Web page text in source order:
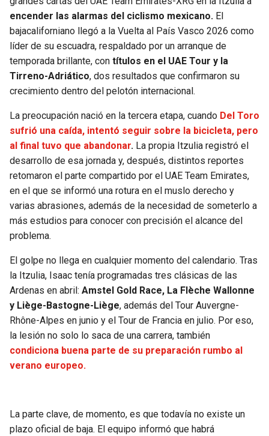
RAMS
49ERS
SEAHAWKS
BEARS
PACKERS
VIKINGS
PANTHERS
SAINTS
BUCCANEERS
ROCKETS
GRIZZLIES
PELICANS
SPURS
TIMBERWOLVES
THUNDER
JAZZ
encender las alarmas del ciclismo mexicano. El
bajacaliforniano llegó a la Vuelta al País Vasco 2026 como
líder de su escuadra, respaldado por un arranque de
temporada brillante, con títulos en el UAE Tour y la
Tirreno-Adriático, dos resultados que confirmaron su
crecimiento dentro del pelotón internacional.
La preocupación nació en la tercera etapa, cuando Del Toro
sufrió una caída, intentó seguir sobre la bicicleta, pero
al final tuvo que abandonar. La propia Itzulia registró el
desarrollo de esa jornada y, después, distintos reportes
retomaron el parte compartido por el UAE Team Emirates,
en el que se informó una rotura en el muslo derecho y
varias abrasiones, además de la necesidad de someterlo a
más estudios para conocer con precisión el alcance del
problema.
El golpe no llega en cualquier momento del calendario. Tras
la Itzulia, Isaac tenía programadas tres clásicas de las
Ardenas en abril: Amstel Gold Race, La Flèche Wallonne
y Liège-Bastogne-Liège, además del Tour Auvergne-
Rhône-Alpes en junio y el Tour de Francia en julio. Por eso,
la lesión no solo lo saca de una carrera, también
condiciona buena parte de su preparación rumbo al
verano europeo.
La parte clave, de momento, es que todavía no existe un
plazo oficial de baja. El equipo informó que habrá